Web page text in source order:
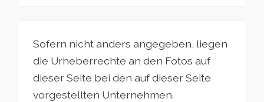
Sofern nicht anders angegeben, liegen
die Urheberrechte an den Fotos auf
dieser Seite bei den auf dieser Seite
vorgestellten Unternehmen.